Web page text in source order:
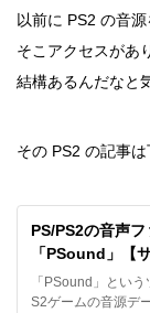
以前に PS2 の音
そこアクセスがあ
結構あるんだなと
その PS2 の記事は
PS/PS2の音声
「PSound」【
「PSound」とい
S2ゲームの音源デ